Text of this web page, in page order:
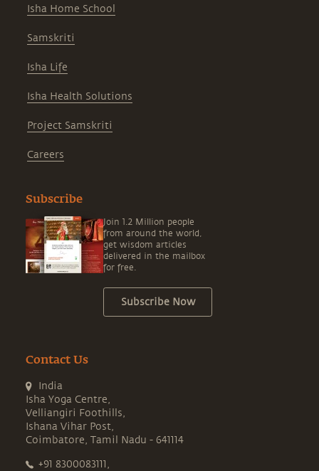
Isha Home School
Samskriti
Isha Life
Isha Health Solutions
Project Samskriti
Careers
Subscribe
Join 1.2 Million people
from around the world,
get wisdom articles
delivered in the mailbox
for free.
Subscribe Now
Contact Us
India
Isha Yoga Centre,
Velliangiri Foothills,
Ishana Vihar Post,
Coimbatore, Tamil Nadu - 641114
+91 8300083111,